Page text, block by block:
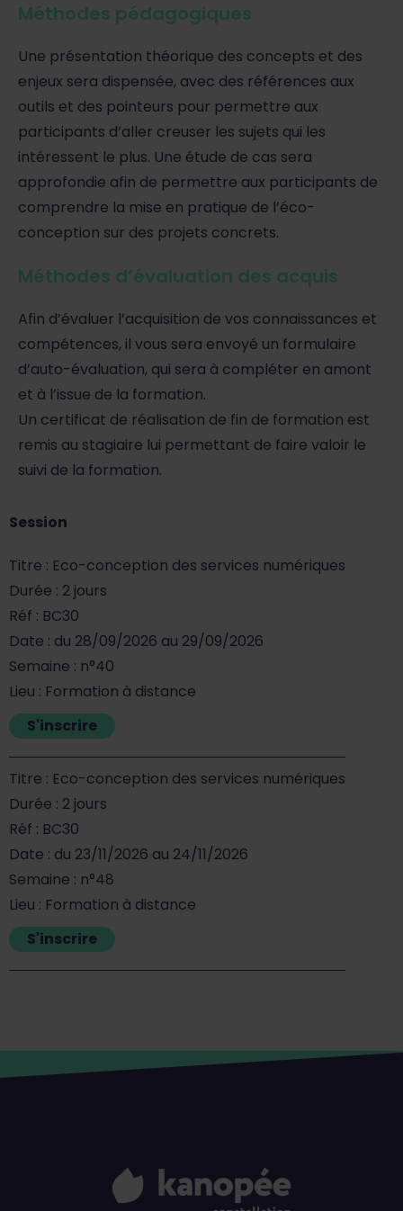
Méthodes pédagogiques
Une présentation théorique des concepts et des
enjeux sera dispensée, avec des références aux
outils et des pointeurs pour permettre aux
participants d’aller creuser les sujets qui les
intéressent le plus. Une étude de cas sera
approfondie afin de permettre aux participants de
comprendre la mise en pratique de l’éco-
conception sur des projets concrets.
Méthodes d’évaluation des acquis
Afin d’évaluer l’acquisition de vos connaissances et
compétences, il vous sera envoyé un formulaire
d’auto-évaluation, qui sera à compléter en amont
et à l’issue de la formation.
Un certificat de réalisation de fin de formation est
remis au stagiaire lui permettant de faire valoir le
suivi de la formation.
Session
Titre : Eco-conception des services numériques
Durée : 2 jours
Réf : BC30
Date : du 28/09/2026 au 29/09/2026
Semaine : n°40
Lieu : Formation à distance
S'inscrire
Titre : Eco-conception des services numériques
Durée : 2 jours
Réf : BC30
Date : du 23/11/2026 au 24/11/2026
Semaine : n°48
Lieu : Formation à distance
S'inscrire